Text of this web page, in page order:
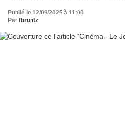
Publié le 12/09/2025 à 11:00
Par fbruntz